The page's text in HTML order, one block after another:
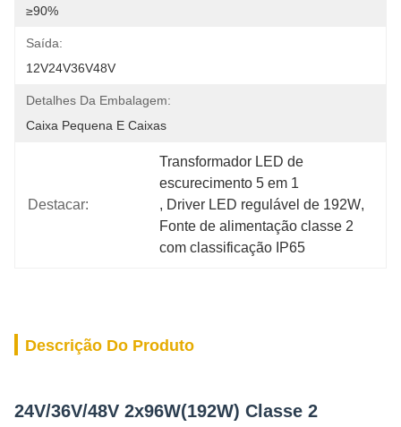
≥90%
Saída:
12V24V36V48V
Detalhes Da Embalagem:
Caixa Pequena E Caixas
Destacar:
Transformador LED de
escurecimento 5 em 1
, Driver LED regulável de 192W,
Fonte de alimentação classe 2
com classificação IP65
Descrição Do Produto
24V/36V/48V 2x96W(192W) Classe 2